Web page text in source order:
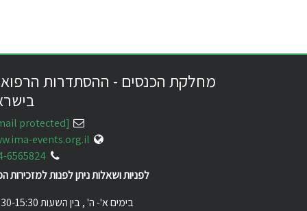
מחלקת הכנסים - ההסתדרות
[email protected]
events.org.il
6565824
לפניות ושאלות ניתן לפנות למזכירות
בימים א'- ה' , בין השעות 07:30-15:30